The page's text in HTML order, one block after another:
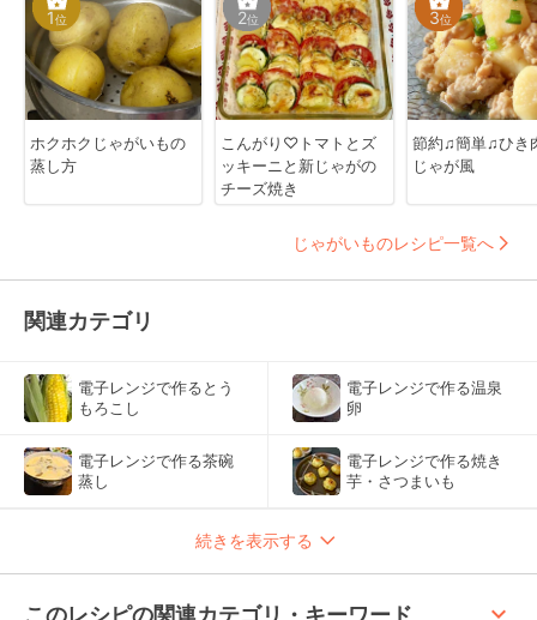
1位
ホクホクじゃがいもの
蒸し方
2位
こんがり♡トマトとズ
ッキーニと新じゃがの
チーズ焼き
3位
節約♫簡単♫ひき
じゃが風
じゃがいものレシピ一覧へ
関連カテゴリ
電子レンジで作るとう
もろこし
電子レンジで作る温泉
卵
電子レンジで作る茶碗
蒸し
電子レンジで作る焼き
芋・さつまいも
続きを表示する
このレシピの関連カテゴリ・キーワード keyboard_arrow_up